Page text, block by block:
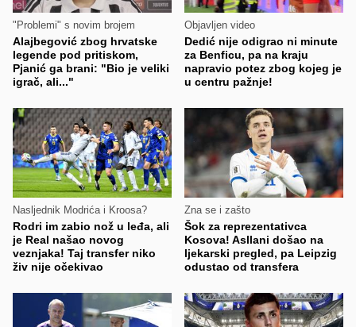
"Problemi" s novim brojem
Alajbegović zbog hrvatske
legende pod pritiskom,
Pjanić ga brani: "Bio je veliki
igrač, ali..."
Objavljen video
Dedić nije odigrao ni minute
za Benficu, pa na kraju
napravio potez zbog kojeg je
u centru pažnje!
Nasljednik Modrića i Kroosa?
Rodri im zabio nož u leđa, ali
je Real našao novog
veznjaka! Taj transfer niko
živ nije očekivao
Zna se i zašto
Šok za reprezentativca
Kosova! Asllani došao na
ljekarski pregled, pa Leipzig
odustao od transfera